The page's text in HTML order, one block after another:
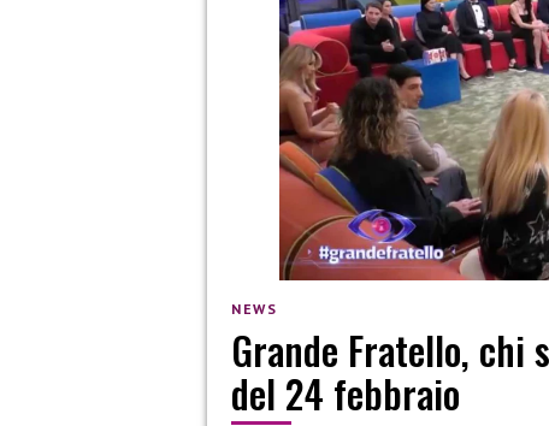
NEWS
Grande Fratello, chi
del 24 febbraio